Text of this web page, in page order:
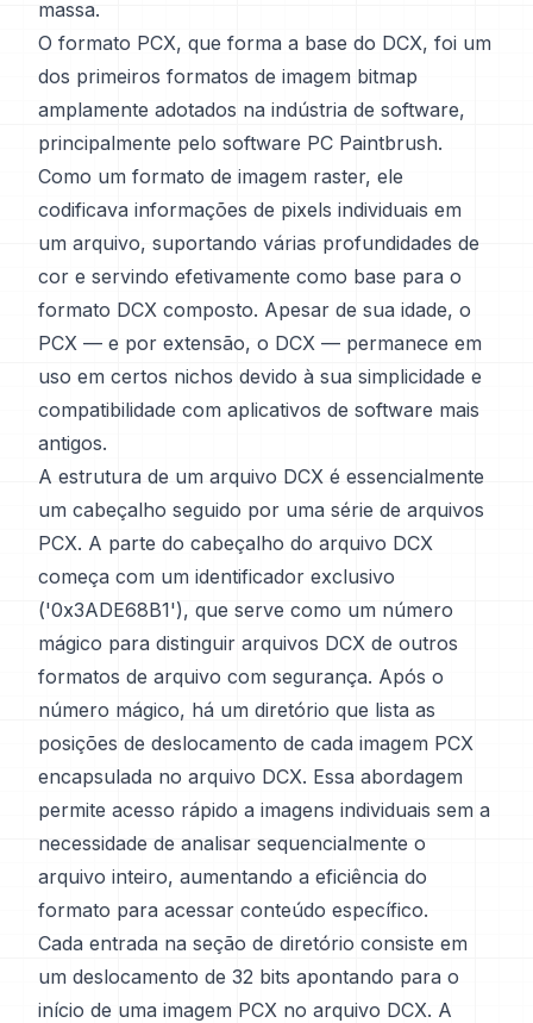
massa.
O formato PCX, que forma a base do DCX, foi um
dos primeiros formatos de imagem bitmap
amplamente adotados na indústria de software,
principalmente pelo software PC Paintbrush.
Como um formato de imagem raster, ele
codificava informações de pixels individuais em
um arquivo, suportando várias profundidades de
cor e servindo efetivamente como base para o
formato DCX composto. Apesar de sua idade, o
PCX — e por extensão, o DCX — permanece em
uso em certos nichos devido à sua simplicidade e
compatibilidade com aplicativos de software mais
antigos.
A estrutura de um arquivo DCX é essencialmente
um cabeçalho seguido por uma série de arquivos
PCX. A parte do cabeçalho do arquivo DCX
começa com um identificador exclusivo
('0x3ADE68B1'), que serve como um número
mágico para distinguir arquivos DCX de outros
formatos de arquivo com segurança. Após o
número mágico, há um diretório que lista as
posições de deslocamento de cada imagem PCX
encapsulada no arquivo DCX. Essa abordagem
permite acesso rápido a imagens individuais sem a
necessidade de analisar sequencialmente o
arquivo inteiro, aumentando a eficiência do
formato para acessar conteúdo específico.
Cada entrada na seção de diretório consiste em
um deslocamento de 32 bits apontando para o
início de uma imagem PCX no arquivo DCX. A